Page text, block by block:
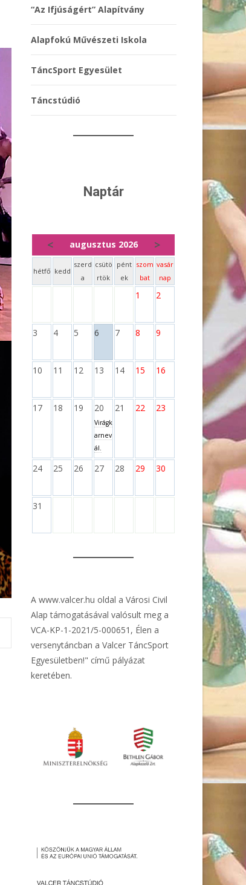
“Az Ifjúságért” Alapítvány
Alapfokú Művészeti Iskola
TáncSport Egyesület
Táncstúdió
Naptár
< augusztus 2026 >
hétfő kedd
szerd
a
csütö
rtök
pént
ek
szom
bat
vasár
nap
1 2
3 4 5 6 7 8 9
10 11 12 13 14 15 16
17 18 19 20
Virágk
arnev
ál.
21 22 23
24 25 26 27 28 29 30
31
A www.valcer.hu oldal a Városi Civil
Alap támogatásával valósult meg a
VCA-KP-1-2021/5-000651, Élen a
versenytáncban a Valcer TáncSport
Egyesületben!" című pályázat
keretében.